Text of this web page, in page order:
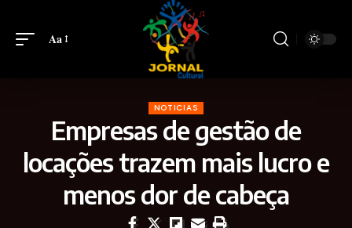
Aa
NOTICIAS
Empresas de gestão de
locações trazem mais lucro e
menos dor de cabeça